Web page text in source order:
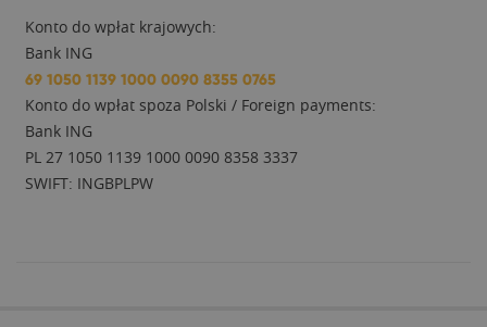
Konto do wpłat krajowych:
Bank ING
69 1050 1139 1000 0090 8355 0765
Konto do wpłat spoza Polski / Foreign payments:
Bank ING
PL 27 1050 1139 1000 0090 8358 3337
SWIFT: INGBPLPW